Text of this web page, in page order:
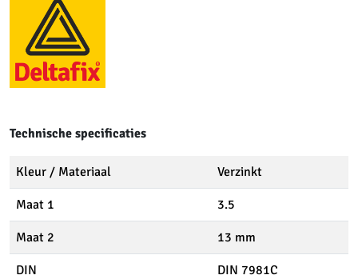
Technische specificaties
Kleur / Materiaal Verzinkt
Maat 1 3.5
Maat 2 13 mm
DIN DIN 7981C